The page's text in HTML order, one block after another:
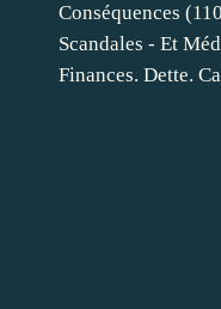
Conséquences
Scandales - Et
Finances. Dette.